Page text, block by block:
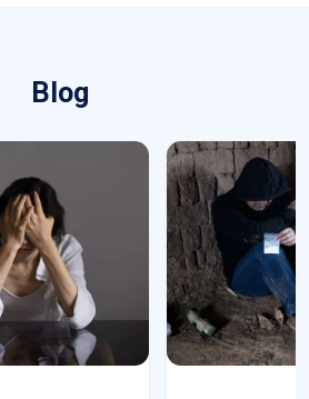
Blog